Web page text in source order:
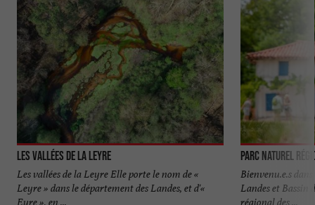
Les Vallées de la Leyre
Les vallées de la Leyre Elle porte le nom de «
Leyre » dans le département des Landes, et d'«
Eyre », en ...
Parc naturel
Bienvenu.e.s
Landes et Bassin
régional des ...